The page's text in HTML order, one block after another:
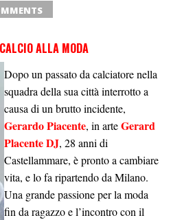
ALLA MODA
Dopo un passato da calciatore nella
squadra della sua città interrotto a
causa di un brutto incidente,
Gerardo Piacente, in arteGerard
Placente DJ, 28 anni di
Castellammare, è pronto a cambiare
vita, e lo fa ripartendo da Milano.
Una grande passione per la moda
fin da ragazzo e l’incontro con il